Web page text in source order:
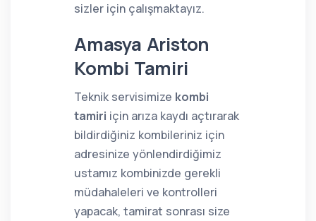
sizler için çalışmaktayız.
Amasya Ariston
Kombi Tamiri
Teknik servisimize kombi
tamiri için arıza kaydı açtırarak
bildirdiğiniz kombileriniz için
adresinize yönlendirdiğimiz
ustamız kombinizde gerekli
müdahaleleri ve kontrolleri
yapacak, tamirat sonrası size